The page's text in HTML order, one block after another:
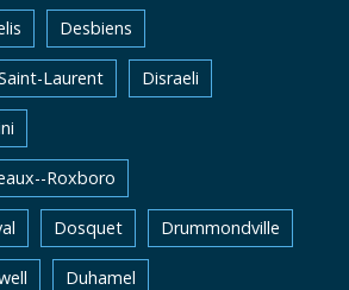
Desbiens
Laurent Disraeli
Roxboro
Dosquet Drummondville
Duhamel